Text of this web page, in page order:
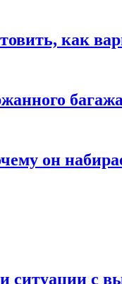
как
он
ситуации с